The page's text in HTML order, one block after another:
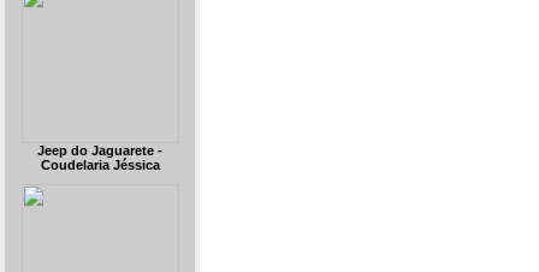
Jeep do Jaguarete -
Coudelaria Jéssica